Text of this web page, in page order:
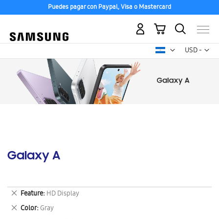
Puedes pagar con Paypal, Visa o Mastercard
USD -
dólar
Mi carrito
Galaxy A
Feature HD Display
Eliminar
este
artículo
Color Gray
Eliminar